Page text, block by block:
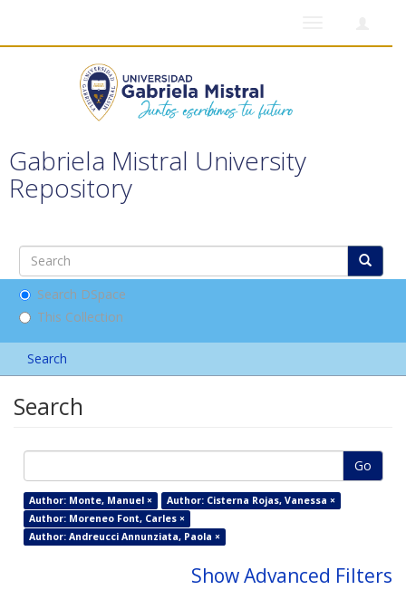
Gabriela Mistral University
Repository
Search DSpace
This Collection
Search
Search
Go
Author: Monte, Manuel ×
Author: Cisterna Rojas, Vanessa ×
Author: Moreneo Font, Carles ×
Author: Andreucci Annunziata, Paola ×
Show Advanced Filters